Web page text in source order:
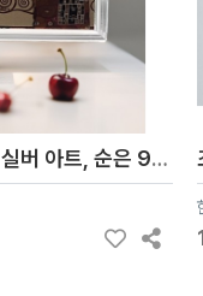
구스타프 클림트《생명의 나무》 실버 아트, 순은 99.99% 액자 블리온 실버 30g